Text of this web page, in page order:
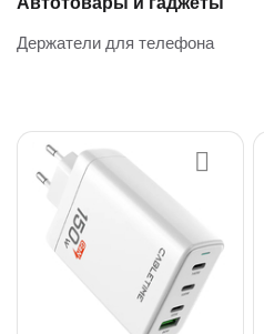
Держатели для телефона